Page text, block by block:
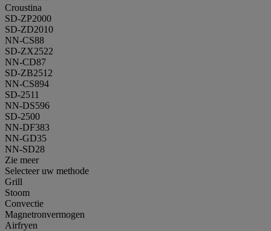
Croustina
SD-ZP2000
SD-ZD2010
NN-CS88
SD-ZX2522
NN-CD87
SD-ZB2512
NN-CS894
SD-2511
NN-DS596
SD-2500
NN-DF383
NN-GD35
NN-SD28
Zie meer
Selecteer uw methode
Grill
Stoom
Convectie
Magnetronvermogen
Airfryen